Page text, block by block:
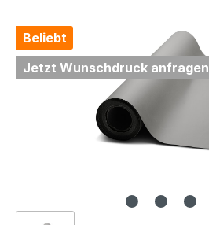
Beliebt
Jetzt Wunschdruck anfragen